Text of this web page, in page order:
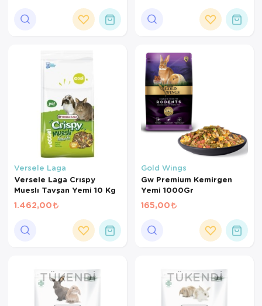
Versele Laga
Versele Laga Crıspy
Mueslı Tavşan Yemi 10 Kg
1.462,00
Gold Wings
Gw Premium Kemirgen
Yemi 1000Gr
165,00
TÜKENDI TÜKENDI